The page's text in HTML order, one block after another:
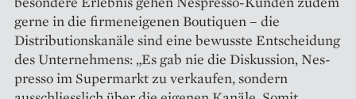
gerne in die firmeneigenen Boutiquen – die
Distributionskanäle sind eine bewusste Entscheidung
des Unternehmens: „Es gab nie die Diskussion, Nes­
presso im Supermarkt zu verkaufen, sondern